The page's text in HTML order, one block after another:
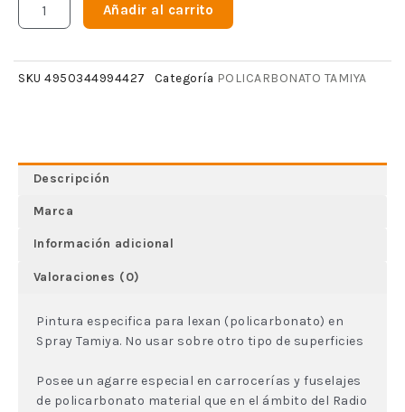
Añadir al carrito
SKU 4950344994427 Categoría POLICARBONATO TAMIYA
Descripción
Marca
Información adicional
Valoraciones (0)
Pintura especifica para lexan (policarbonato) en
Spray Tamiya. No usar sobre otro tipo de superficies
Posee un agarre especial en carrocerías y fuselajes
de policarbonato material que en el ámbito del Radio